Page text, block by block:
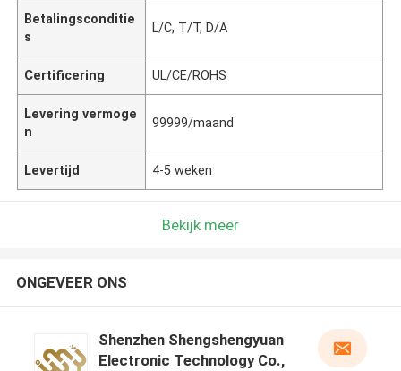
Betalingsconditie
s
L/C, T/T, D/A
Certificering UL/CE/ROHS
Levering vermoge
n
99999/maand
Levertijd 4-5 weken
Bekijk meer
ONGEVEER ONS
Shenzhen Shengshengyuan
Electronic Technology Co.,